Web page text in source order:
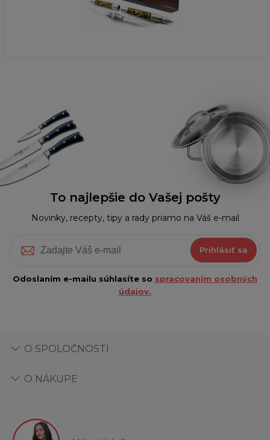
To najlepšie do Vašej pošty
Novinky, recepty, tipy a rady priamo na Váš e-mail
Prihlásiť sa
Odoslaním e-mailu súhlasíte so spracovaním osobných
údajov.
O SPOLOČNOSTI
O NÁKUPE